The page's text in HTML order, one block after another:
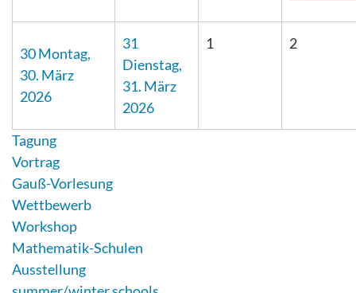
30Montag,
30. März
2026
31
Dienstag,
31. März
2026
1 2
Tagung
Vortrag
Gauß-Vorlesung
Wettbewerb
Workshop
Mathematik-Schulen
Ausstellung